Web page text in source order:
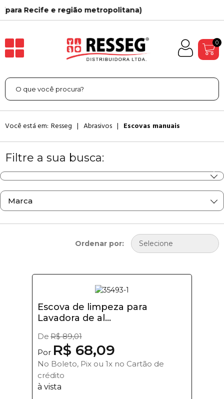
15 Anos de História
0
Você está em: Resseg Abrasivos Escovas manuais
Filtre a sua busca:
Marca
Ordenar por:
Escova de limpeza para
Lavadora de al...
De R$ 89,01
Por R$ 68,09
No Boleto, Pix ou 1x no Cartão de
crédito
à vista